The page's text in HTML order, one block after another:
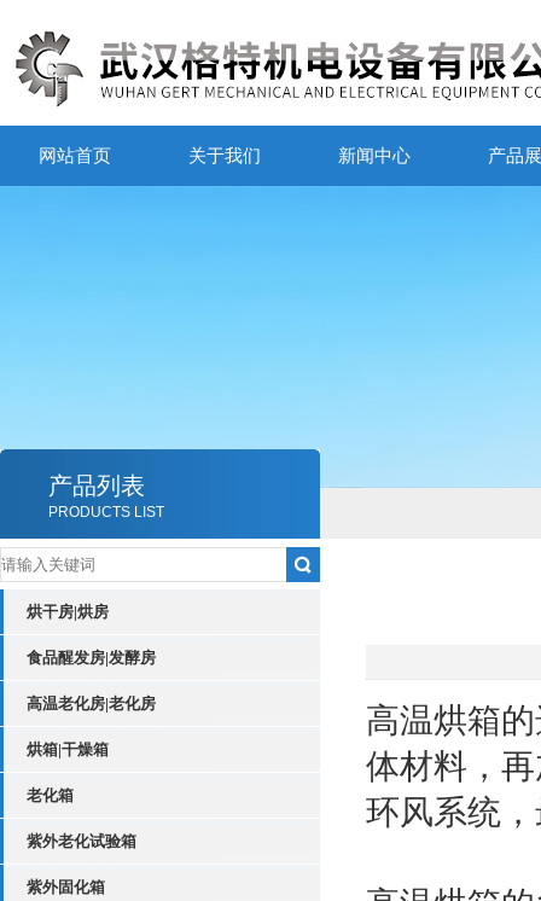
网站首页 关于我们 新闻中心 产品
产品列表
PRODUCTS LIST
烘干房|烘房
食品醒发房|发酵房
高温老化房|老化房
烘箱|干燥箱
老化箱
紫外老化试验箱
紫外固化箱
高温烘箱
体材料，
环风系统